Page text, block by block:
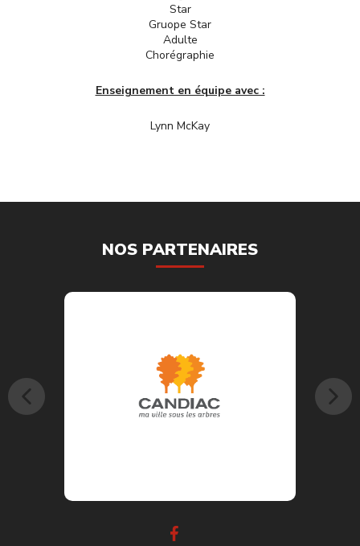
Star
Gruope Star
Adulte
Chorégraphie
Enseignement en équipe avec :
Lynn McKay
NOS PARTENAIRES